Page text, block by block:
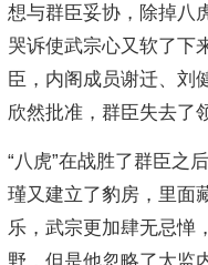
想与群臣妥协，除掉八
哭诉使武宗心又软了下
臣，内阁成员谢迁、刘
欣然批准，群臣失去了
“八虎”在战胜了群臣之
瑾又建立了豹房，里面
乐，武宗更加肆无忌惮